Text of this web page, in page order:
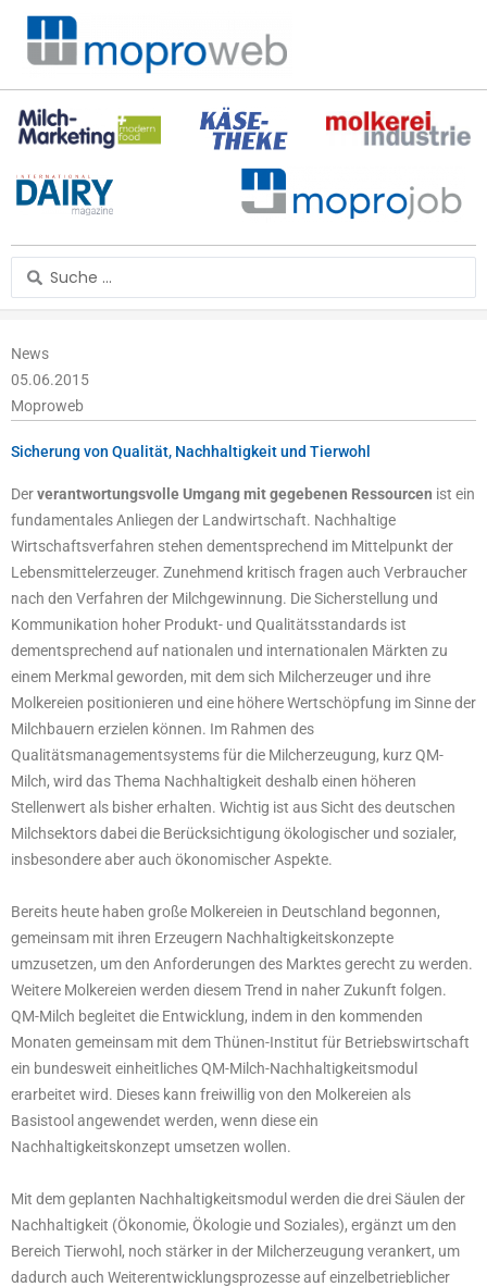
Zum
Inhalt
springen
Search
...
News
05.06.2015
Moproweb
Sicherung von Qualität, Nachhaltigkeit und Tierwohl
Derverantwortungsvolle Umgang mit gegebenen Ressourcen ist ein
fundamentales Anliegen der Landwirtschaft. Nachhaltige
Wirtschaftsverfahren stehen dementsprechend im Mittelpunkt der
Lebensmittelerzeuger. Zunehmend kritisch fragen auch Verbraucher
nach den Verfahren der Milchgewinnung. Die Sicherstellung und
Kommunikation hoher Produkt- und Qualitätsstandards ist
dementsprechend auf nationalen und internationalen Märkten zu
einem Merkmal geworden, mit dem sich Milcherzeuger und ihre
Molkereien positionieren und eine höhere Wertschöpfung im Sinne der
Milchbauern erzielen können. Im Rahmen des
Qualitätsmanagementsystems für die Milcherzeugung, kurz QM-
Milch, wird das Thema Nachhaltigkeit deshalb einen höheren
Stellenwert als bisher erhalten. Wichtig ist aus Sicht des deutschen
Milchsektors dabei die Berücksichtigung ökologischer und sozialer,
insbesondere aber auch ökonomischer Aspekte.
Bereits heute haben große Molkereien in Deutschland begonnen,
gemeinsam mit ihren Erzeugern Nachhaltigkeitskonzepte
umzusetzen, um den Anforderungen des Marktes gerecht zu werden.
Weitere Molkereien werden diesem Trend in naher Zukunft folgen.
QM-Milch begleitet die Entwicklung, indem in den kommenden
Monaten gemeinsam mit dem Thünen-Institut für Betriebswirtschaft
ein bundesweit einheitliches QM-Milch-Nachhaltigkeitsmodul
erarbeitet wird. Dieses kann freiwillig von den Molkereien als
Basistool angewendet werden, wenn diese ein
Nachhaltigkeitskonzept umsetzen wollen.
Mit dem geplanten Nachhaltigkeitsmodul werden die drei Säulen der
Nachhaltigkeit (Ökonomie, Ökologie und Soziales), ergänzt um den
Bereich Tierwohl, noch stärker in der Milcherzeugung verankert, um
dadurch auch Weiterentwicklungsprozesse auf einzelbetrieblicher